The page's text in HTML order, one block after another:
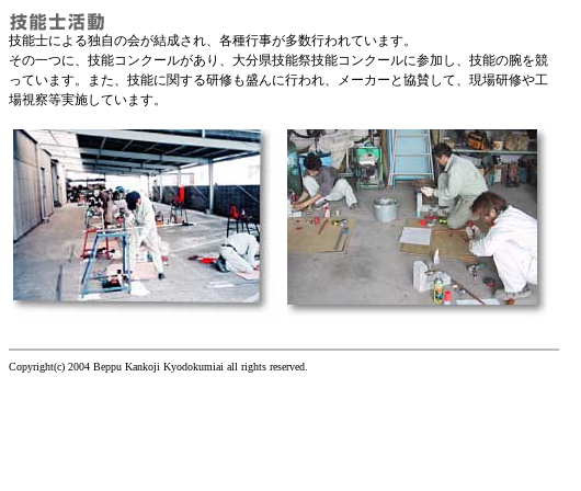
技能士による独自の会が結成され、各種行事が多数行われています。
その一つに、技能コンクールがあり、大分県技能祭技能コンクールに参加し、技能の腕を競
っています。また、技能に関する研修も盛んに行われ、メーカーと協賛して、現場研修や工
場視察等実施しています。
Copyright(c) 2004 Beppu Kankoji Kyodokumiai all rights reserved.